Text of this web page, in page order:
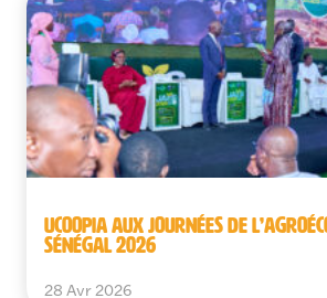
UCOOPIA AUX JOURNÉES DE
SÉNÉGAL 2026
28 Avr 2026